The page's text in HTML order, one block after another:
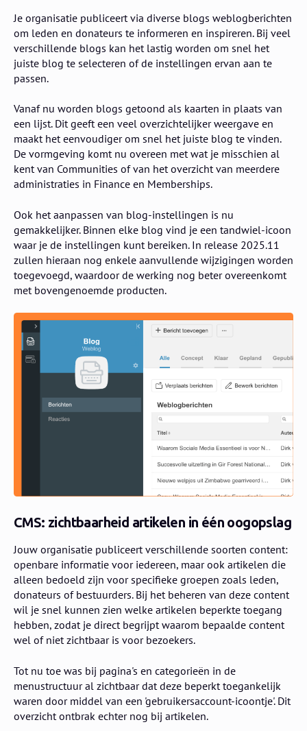
Je organisatie publiceert via diverse blogs weblogberichten
om leden en donateurs te informeren en inspireren. Bij veel
verschillende blogs kan het lastig worden om snel het
juiste blog te selecteren of de instellingen ervan aan te
passen.
Vanaf nu worden blogs getoond als kaarten in plaats van
een lijst. Dit geeft een veel overzichtelijker weergave en
maakt het eenvoudiger om snel het juiste blog te vinden.
De vormgeving komt nu overeen met wat je misschien al
kent van Communities of van het overzicht van meerdere
administraties in Finance en Memberships.
Ook het aanpassen van blog-instellingen is nu
gemakkelijker. Binnen elke blog vind je een tandwiel-icoon
waar je de instellingen kunt bereiken. In release 2025.11
zullen hieraan nog enkele aanvullende wijzigingen worden
toegevoegd, waardoor de werking nog beter overeenkomt
met bovengenoemde producten.
CMS: zichtbaarheid artikelen in één oogopslag
Jouw organisatie publiceert verschillende soorten content:
openbare informatie voor iedereen, maar ook artikelen die
alleen bedoeld zijn voor specifieke groepen zoals leden,
donateurs of bestuurders. Bij het beheren van deze content
wil je snel kunnen zien welke artikelen beperkte toegang
hebben, zodat je direct begrijpt waarom bepaalde content
wel of niet zichtbaar is voor bezoekers.
Tot nu toe was bij pagina's en categorieën in de
menustructuur al zichtbaar dat deze beperkt toegankelijk
waren door middel van een 'gebruikersaccount-icoontje'. Dit
overzicht ontbrak echter nog bij artikelen.